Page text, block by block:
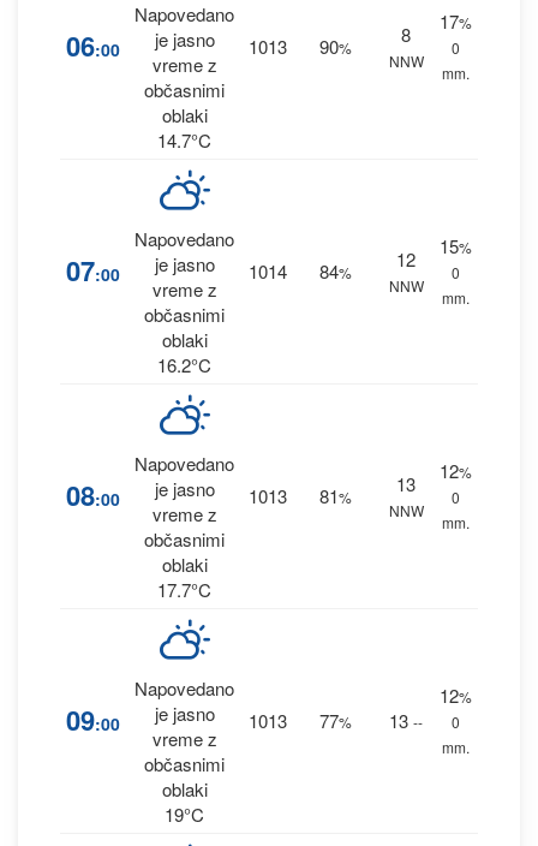
06:00
Napovedano
je jasno
vreme z
občasnimi
oblaki
14.7°C
1013 90%
8
NNW
17%
0
mm.
07:00
Napovedano
je jasno
vreme z
občasnimi
oblaki
16.2°C
1014 84%
12
NNW
15%
0
mm.
08:00
Napovedano
je jasno
vreme z
občasnimi
oblaki
17.7°C
1013 81%
13
NNW
12%
0
mm.
09:00
Napovedano
je jasno
vreme z
občasnimi
oblaki
19°C
1013 77% 13 --
12%
0
mm.